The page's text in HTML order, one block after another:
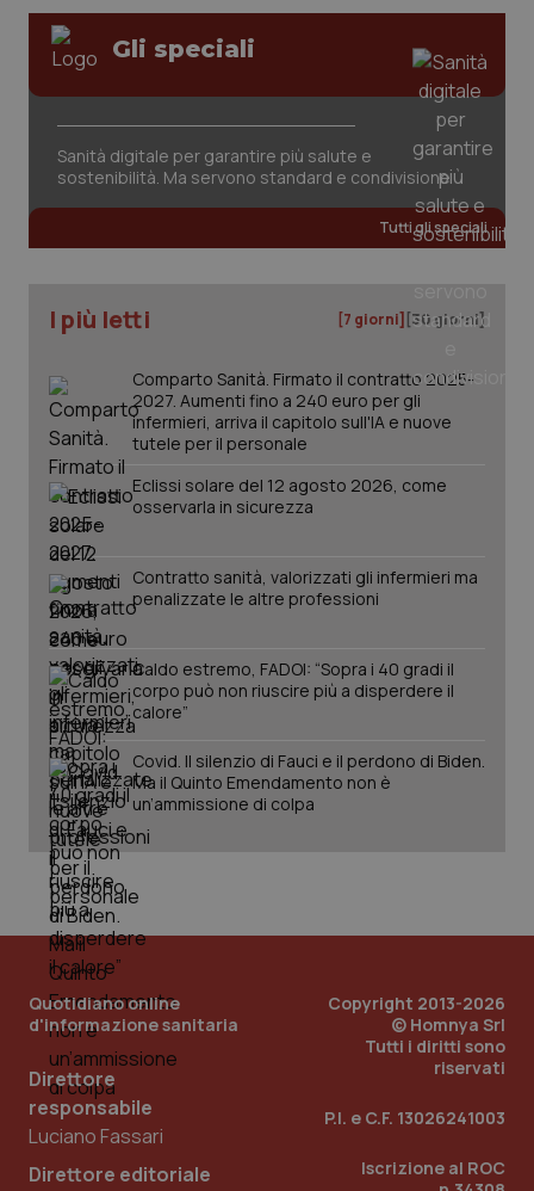
Gli speciali
Sanità digitale per garantire più salute e
sostenibilità. Ma servono standard e condivisione
Tutti gli speciali
I più letti [7 giorni] [30 giorni]
Comparto Sanità. Firmato il contratto 2025-
2027. Aumenti fino a 240 euro per gli
infermieri, arriva il capitolo sull'IA e nuove
tutele per il personale
Eclissi solare del 12 agosto 2026, come
osservarla in sicurezza
Contratto sanità, valorizzati gli infermieri ma
penalizzate le altre professioni
Caldo estremo, FADOI: “Sopra i 40 gradi il
corpo può non riuscire più a disperdere il
calore”
Covid. Il silenzio di Fauci e il perdono di Biden.
Ma il Quinto Emendamento non è
un’ammissione di colpa
Quotidiano online
d'informazione sanitaria
Direttore
responsabile
Luciano Fassari
Direttore editoriale
Copyright 2013-2026
© Homnya Srl
Tutti i diritti sono
riservati
P.I. e C.F. 13026241003
Iscrizione al ROC
2
session-id
www.quotidianosanita.it
_ga
Google LLC
1
PHPSESSID